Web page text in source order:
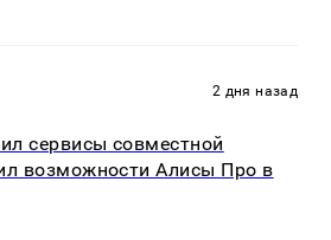
2 дня назад
сервисы совместной
возможности Алисы Про в